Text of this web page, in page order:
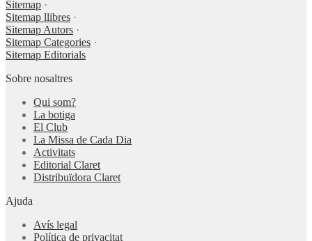
Sitemap ·
Sitemap llibres ·
Sitemap Autors ·
Sitemap Categories ·
Sitemap Editorials
Sobre nosaltres
Qui som?
La botiga
El Club
La Missa de Cada Dia
Activitats
Editorial Claret
Distribuïdora Claret
Ajuda
Avís legal
Política de privacitat